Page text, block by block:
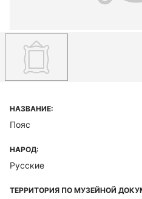
НАЗВАНИЕ:
Пояс
НАРОД:
Русские
ТЕРРИТОРИЯ ПО МУЗЕЙНОЙ